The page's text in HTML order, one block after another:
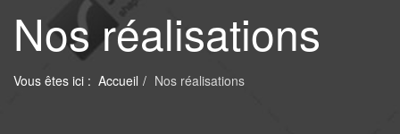
Nos réalisations
Vous êtes ici : Accueil Nos réalisations